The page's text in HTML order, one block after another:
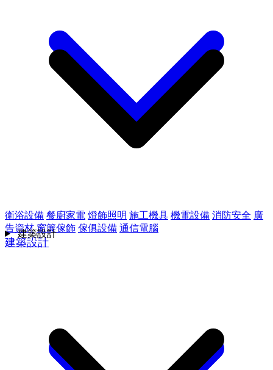
衛浴設備 餐廚家電 燈飾照明 施工機具 機電設備 消防安全 廣
告資材 窗簾傢飾 傢俱設備 通信電腦
建築設計
建築設計